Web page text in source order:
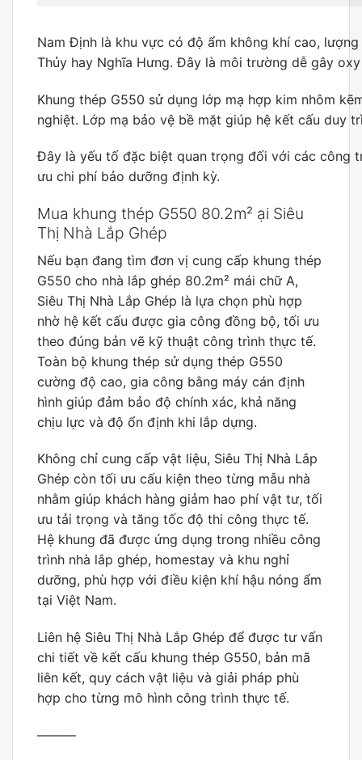
Nam Định là khu vực có độ ẩm không khí cao,
Thủy hay Nghĩa Hưng. Đây là môi trường dễ gây
Khung thép G550 sử dụng lớp mạ hợp kim nhôm
nghiệt. Lớp mạ bảo vệ bề mặt giúp hệ kết cấu duy
Đây là yếu tố đặc biệt quan trọng đối với các công
ưu chi phí bảo dưỡng định kỳ.
Mua khung thép G550 80.2m² ại Siêu
Thị Nhà Lắp Ghép
Nếu bạn đang tìm đơn vị cung cấp khung thép
G550 cho nhà lắp ghép 80.2m² mái chữ A,
Siêu Thị Nhà Lắp Ghép là lựa chọn phù hợp
nhờ hệ kết cấu được gia công đồng bộ, tối ưu
theo đúng bản vẽ kỹ thuật công trình thực tế.
Toàn bộ khung thép sử dụng thép G550
cường độ cao, gia công bằng máy cán định
hình giúp đảm bảo độ chính xác, khả năng
chịu lực và độ ổn định khi lắp dựng.
Không chỉ cung cấp vật liệu, Siêu Thị Nhà Lắp
Ghép còn tối ưu cấu kiện theo từng mẫu nhà
nhằm giúp khách hàng giảm hao phí vật tư, tối
ưu tải trọng và tăng tốc độ thi công thực tế.
Hệ khung đã được ứng dụng trong nhiều công
trình nhà lắp ghép, homestay và khu nghỉ
dưỡng, phù hợp với điều kiện khí hậu nóng ẩm
tại Việt Nam.
Liên hệ Siêu Thị Nhà Lắp Ghép để được tư vấn
chi tiết về kết cấu khung thép G550, bản mã
liên kết, quy cách vật liệu và giải pháp phù
hợp cho từng mô hình công trình thực tế.
———